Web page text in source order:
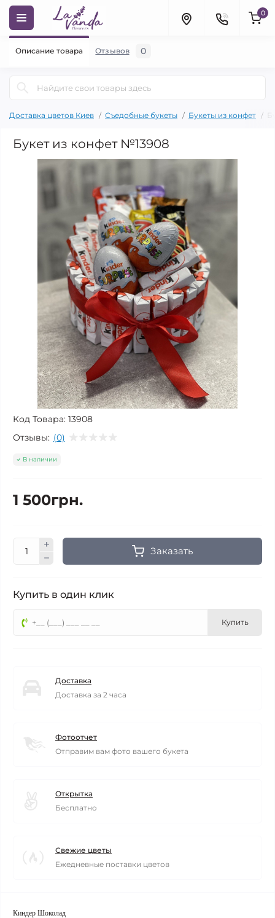
0
Доставка цветов Киев Съедобные букеты Букеты из конфет
Букет из конфет №13908
Код Товара: 13908
Отзывы: (0)
В наличии
1 500грн.
Заказать
Купить в один клик
Купить
Доставка
Доставка за 2 часа
Фотоотчет
Отправим вам фото вашего букета
Открытка
Бесплатно
Свежие цветы
Ежедневные поставки цветов
Описание товара Отзывов 0
Киндер Шоколад